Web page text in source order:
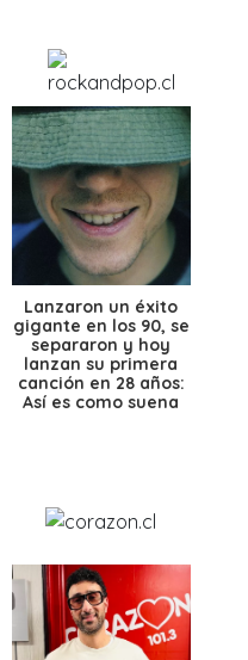
Lanzaron un éxito
gigante en los 90, se
separaron y hoy
lanzan su primera
canción en 28 años:
Así es como suena